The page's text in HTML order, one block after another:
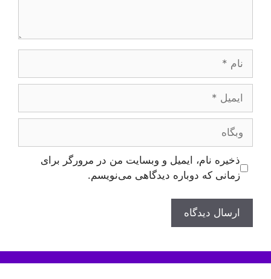
ایمیل
وبگاه
ذخیره نام، ایمیل و وبسایت من در مرورگر برای
زمانی که دوباره دیدگاهی می‌نویسم.